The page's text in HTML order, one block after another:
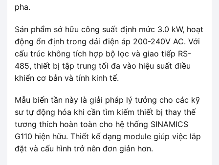
pha.
Sản phẩm sở hữu công suất định mức 3.0 kW, hoạt
động ổn định trong dải điện áp 200-240V AC. Với
cấu trúc không tích hợp bộ lọc và giao tiếp RS-
485, thiết bị tập trung tối đa vào hiệu suất điều
khiển cơ bản và tính kinh tế.
Mẫu biến tần này là giải pháp lý tưởng cho các kỹ
sư tự động hóa khi cần tìm kiếm thiết bị thay thế
tương thích hoàn toàn cho hệ thống SINAMICS
G110 hiện hữu. Thiết kế dạng module giúp việc lắp
đặt và cấu hình trở nên đơn giản hơn.